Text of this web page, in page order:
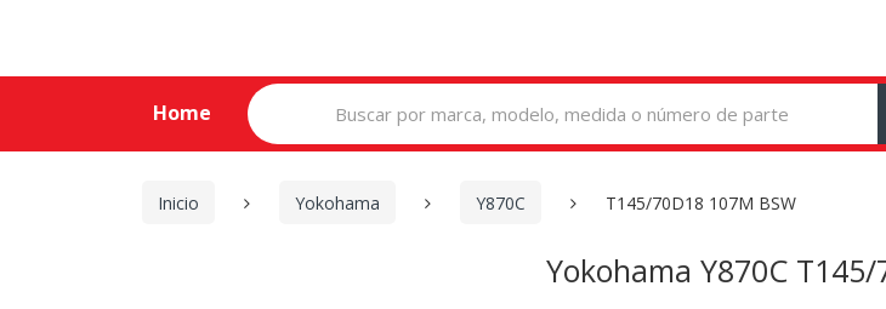
Home
Search
for:
Inicio Yokohama Y870C T145/70D18 107M BSW
Yokohama Y870C